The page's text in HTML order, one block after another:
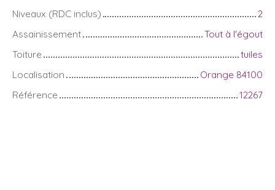
Niveaux (RDC inclus)
2
Assainissement
Tout à l'égout
Toiture
tuiles
Localisation
Orange 84100
Référence
12267